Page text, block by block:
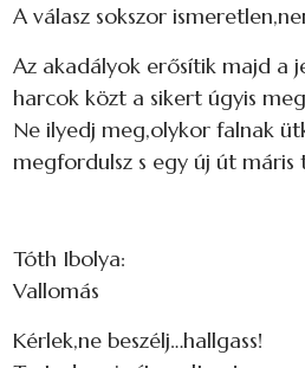
A válasz sokszor
Az akadályok erősítik majd a
harcok közt a sikert úgyis
Ne ilyedj meg,olykor falnak
megfordulsz s egy új út máris
Tóth Ibolya:
Vallomás
Kérlek,ne beszélj…hallgass!